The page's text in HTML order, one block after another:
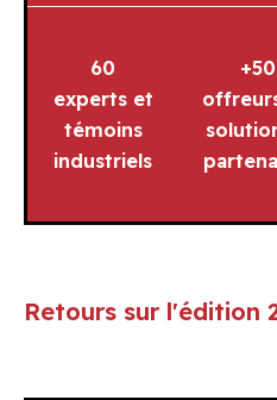
60
experts et
témoins
industriels
+50
Retours sur l'édition